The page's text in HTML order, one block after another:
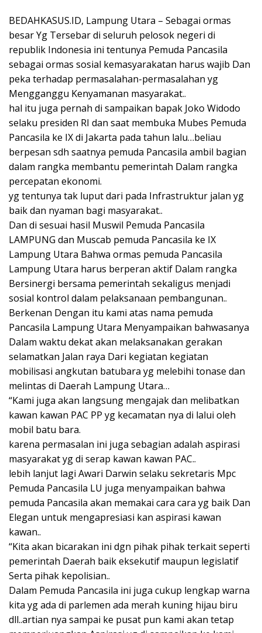
BEDAHKASUS.ID, Lampung Utara – Sebagai ormas
besar Yg Tersebar di seluruh pelosok negeri di
republik Indonesia ini tentunya Pemuda Pancasila
sebagai ormas sosial kemasyarakatan harus wajib Dan
peka terhadap permasalahan-permasalahan yg
Mengganggu Kenyamanan masyarakat..
hal itu juga pernah di sampaikan bapak Joko Widodo
selaku presiden RI dan saat membuka Mubes Pemuda
Pancasila ke IX di Jakarta pada tahun lalu…beliau
berpesan sdh saatnya pemuda Pancasila ambil bagian
dalam rangka membantu pemerintah Dalam rangka
percepatan ekonomi.
yg tentunya tak luput dari pada Infrastruktur jalan yg
baik dan nyaman bagi masyarakat..
Dan di sesuai hasil Muswil Pemuda Pancasila
LAMPUNG dan Muscab pemuda Pancasila ke IX
Lampung Utara Bahwa ormas pemuda Pancasila
Lampung Utara harus berperan aktif Dalam rangka
Bersinergi bersama pemerintah sekaligus menjadi
sosial kontrol dalam pelaksanaan pembangunan..
Berkenan Dengan itu kami atas nama pemuda
Pancasila Lampung Utara Menyampaikan bahwasanya
Dalam waktu dekat akan melaksanakan gerakan
selamatkan Jalan raya Dari kegiatan kegiatan
mobilisasi angkutan batubara yg melebihi tonase dan
melintas di Daerah Lampung Utara…
“Kami juga akan langsung mengajak dan melibatkan
kawan kawan PAC PP yg kecamatan nya di lalui oleh
mobil batu bara.
karena permasalan ini juga sebagian adalah aspirasi
masyarakat yg di serap kawan kawan PAC..
lebih lanjut lagi Awari Darwin selaku sekretaris Mpc
Pemuda Pancasila LU juga menyampaikan bahwa
pemuda Pancasila akan memakai cara cara yg baik Dan
Elegan untuk mengapresiasi kan aspirasi kawan
kawan..
“Kita akan bicarakan ini dgn pihak pihak terkait seperti
pemerintah Daerah baik eksekutif maupun legislatif
Serta pihak kepolisian..
Dalam Pemuda Pancasila ini juga cukup lengkap warna
kita yg ada di parlemen ada merah kuning hijau biru
dll..artian nya sampai ke pusat pun kami akan tetap